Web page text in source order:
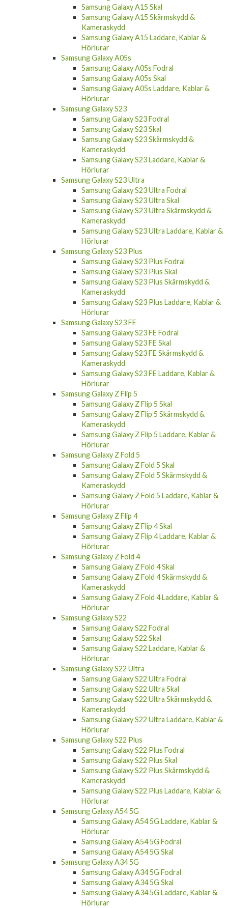
Samsung Galaxy A15 Skal
Samsung Galaxy A15 Skärmskydd &
Kameraskydd
Samsung Galaxy A15 Laddare, Kablar &
Hörlurar
Samsung Galaxy A05s
Samsung Galaxy A05s Fodral
Samsung Galaxy A05s Skal
Samsung Galaxy A05s Laddare, Kablar &
Hörlurar
Samsung Galaxy S23
Samsung Galaxy S23 Fodral
Samsung Galaxy S23 Skal
Samsung Galaxy S23 Skärmskydd &
Kameraskydd
Samsung Galaxy S23 Laddare, Kablar &
Hörlurar
Samsung Galaxy S23 Ultra
Samsung Galaxy S23 Ultra Fodral
Samsung Galaxy S23 Ultra Skal
Samsung Galaxy S23 Ultra Skärmskydd &
Kameraskydd
Samsung Galaxy S23 Ultra Laddare, Kablar &
Hörlurar
Samsung Galaxy S23 Plus
Samsung Galaxy S23 Plus Fodral
Samsung Galaxy S23 Plus Skal
Samsung Galaxy S23 Plus Skärmskydd &
Kameraskydd
Samsung Galaxy S23 Plus Laddare, Kablar &
Hörlurar
Samsung Galaxy S23 FE
Samsung Galaxy S23 FE Fodral
Samsung Galaxy S23 FE Skal
Samsung Galaxy S23 FE Skärmskydd &
Kameraskydd
Samsung Galaxy S23 FE Laddare, Kablar &
Hörlurar
Samsung Galaxy Z Flip 5
Samsung Galaxy Z Flip 5 Skal
Samsung Galaxy Z Flip 5 Skärmskydd &
Kameraskydd
Samsung Galaxy Z Flip 5 Laddare, Kablar &
Hörlurar
Samsung Galaxy Z Fold 5
Samsung Galaxy Z Fold 5 Skal
Samsung Galaxy Z Fold 5 Skärmskydd &
Kameraskydd
Samsung Galaxy Z Fold 5 Laddare, Kablar &
Hörlurar
Samsung Galaxy Z Flip 4
Samsung Galaxy Z Flip 4 Skal
Samsung Galaxy Z Flip 4 Laddare, Kablar &
Hörlurar
Samsung Galaxy Z Fold 4
Samsung Galaxy Z Fold 4 Skal
Samsung Galaxy Z Fold 4 Skärmskydd &
Kameraskydd
Samsung Galaxy Z Fold 4 Laddare, Kablar &
Hörlurar
Samsung Galaxy S22
Samsung Galaxy S22 Fodral
Samsung Galaxy S22 Skal
Samsung Galaxy S22 Laddare, Kablar &
Hörlurar
Samsung Galaxy S22 Ultra
Samsung Galaxy S22 Ultra Fodral
Samsung Galaxy S22 Ultra Skal
Samsung Galaxy S22 Ultra Skärmskydd &
Kameraskydd
Samsung Galaxy S22 Ultra Laddare, Kablar &
Hörlurar
Samsung Galaxy S22 Plus
Samsung Galaxy S22 Plus Fodral
Samsung Galaxy S22 Plus Skal
Samsung Galaxy S22 Plus Skärmskydd &
Kameraskydd
Samsung Galaxy S22 Plus Laddare, Kablar &
Hörlurar
Samsung Galaxy A54 5G
Samsung Galaxy A54 5G Laddare, Kablar &
Hörlurar
Samsung Galaxy A54 5G Fodral
Samsung Galaxy A54 5G Skal
Samsung Galaxy A34 5G
Samsung Galaxy A34 5G Fodral
Samsung Galaxy A34 5G Skal
Samsung Galaxy A34 5G Laddare, Kablar &
Hörlurar